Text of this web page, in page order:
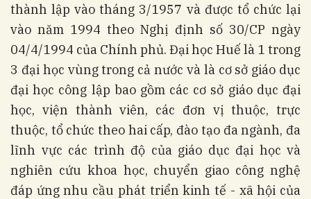
thành lập vào tháng 3/1957 và được tổ chức lại
vào năm 1994 theo Nghị định số 30/CP ngày
04/4/1994 của Chính phủ. Đại học Huế là 1 trong
3 đại học vùng trong cả nước và là cơ sở giáo dục
đại học công lập bao gồm các cơ sở giáo dục đại
học, viện thành viên, các đơn vị thuộc, trực
thuộc, tổ chức theo hai cấp, đào tạo đa ngành, đa
lĩnh vực các trình độ của giáo dục đại học và
nghiên cứu khoa học, chuyển giao công nghệ
đáp ứng nhu cầu phát triển kinh tế - xã hội của